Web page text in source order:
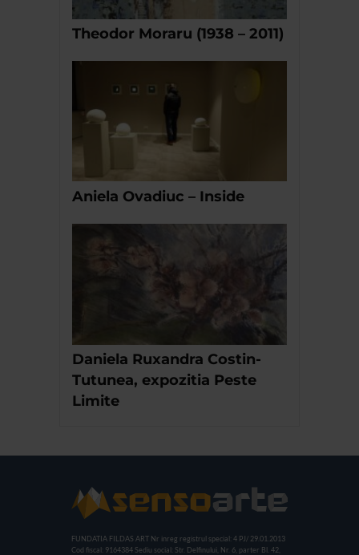
Theodor Moraru (1938 – 2011)
Aniela Ovadiuc – Inside
Daniela Ruxandra Costin-
Tutunea, expozitia Peste
Limite
FUNDATIA FILDAS ART Nr inreg registrul special: 4 PJ/ 29.01.2013
Cod fiscal: 9164384 Sediu social: Str. Delfinului, Nr. 6, parter Bl. 42,